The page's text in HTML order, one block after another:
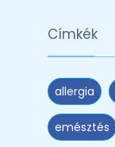
Címkék
allergia
emésztés